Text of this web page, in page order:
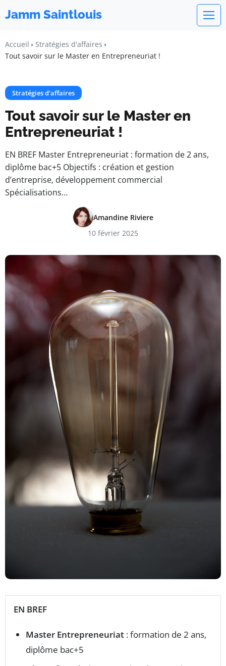
Jamm Saintlouis
Accueil
Stratégies d'affaires
Tout savoir sur le Master en Entrepreneuriat !
Stratégies d'affaires
Tout savoir sur le Master en
Entrepreneuriat !
EN BREF Master Entrepreneuriat : formation de 2 ans,
diplôme bac+5 Objectifs : création et gestion
d’entreprise, développement commercial
Spécialisations…
Amandine Riviere
10 février 2025
EN BREF
Master Entrepreneuriat : formation de 2 ans,
diplôme bac+5